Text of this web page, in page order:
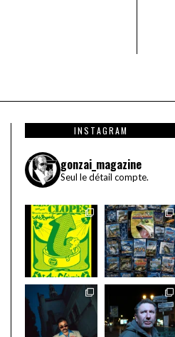
INSTAGRAM
gonzai_magazine
Seul le détail compte.